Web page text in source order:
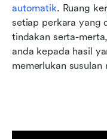
automatik. Ruang
setiap perkara yang
tindakan serta-
anda kepada hasil
memerlukan susulan